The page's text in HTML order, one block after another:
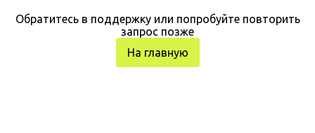
Обратитесь в поддержку или попробуйте повторить
запрос позже
На главную